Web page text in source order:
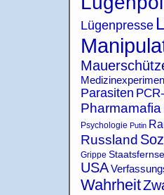
Lügenpresse
Parasiten
Pharmamafia
Psychologie Putin
Russland
Grippe
USA
Wahrheit